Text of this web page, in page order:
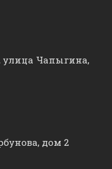
улица Чапыгина,
дом 2